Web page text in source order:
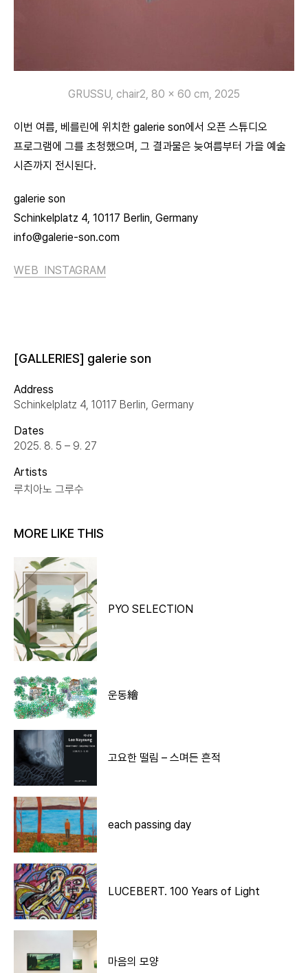
GRUSSU, chair2, 80 x 60 cm, 2025
이번 여름, 베를린에 위치한 galerie son에서 오픈 스튜디오
프로그램에 그를 초청했으며, 그 결과물은 늦여름부터 가을 예술
시즌까지 전시된다.
galerie son
Schinkelplatz 4, 10117 Berlin, Germany
info@galerie-son.com
WEB INSTAGRAM
[GALLERIES] galerie son
Address
Schinkelplatz 4, 10117 Berlin, Germany
Dates
2025. 8. 5 – 9. 27
Artists
루치아노 그루수
MORE LIKE THIS
PYO SELECTION
운동繪
고요한 떨림 – 스며든 흔적
each passing day
LUCEBERT. 100 Years of Light
마음의 모양